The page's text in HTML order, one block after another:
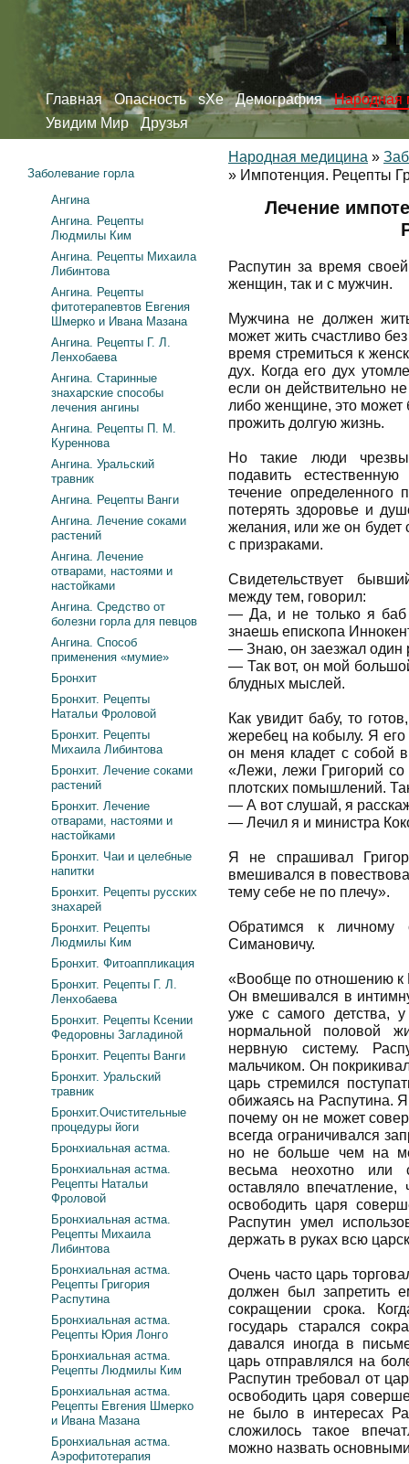
Главная Опасность sXe Демография
Народная
Увидим Мир
Друзья
Народная медицина »
» Импотенция. Рецепты
Лечение
Распутин за время
женщин, так и с мужчин.
Мужчина не должен
может жить счастливо
время стремиться к
дух. Когда его дух
если он действительно
либо женщине, это может
прожить долгую жизнь.
Но такие люди
подавить
течение определенного
потерять здоровье и
желания, или же он будет
с призраками.
Свидетельствует
между тем, говорил:
— Да, и не только я баб
знаешь епископа
— Знаю, он заезжал один
— Так вот, он мой
блудных мыслей.
Как увидит бабу, то
жеребец на кобылу. Я его
он меня кладет с собой
«Лежи, лежи Григорий
плотских помышлений.
— А вот слушай, я
— Лечил я и министра
Я не спрашивал
вмешивался в
тему себе не по плечу».
Обратимся к личному
Симановичу.
«Вообще по отношению к
Он вмешивался в
уже с самого детства,
нормальной половой
нервную систему.
мальчиком. Он
царь стремился
обижаясь на Распутина.
почему он не может
всегда ограничивался
но не больше чем на
весьма неохотно или
оставляло
освободить царя
Распутин умел
держать в руках всю
Очень часто царь
должен был запретить
сокращении срока.
государь старался
давался иногда в
царь отправлялся на
Распутин требовал от
освободить царя
не было в интересах
сложилось такое
можно назвать
Заболевание горла
Ангина
Ангина. Рецепты
Людмилы Ким
Ангина. Рецепты Михаила
Либинтова
Ангина. Рецепты
фитотерапевтов Евгения
Шмерко и Ивана Мазана
Ангина. Рецепты Г. Л.
Ленхобаева
Ангина. Старинные
знахарские способы
лечения ангины
Ангина. Рецепты П. М.
Куреннова
Ангина. Уральский
травник
Ангина. Рецепты Ванги
Ангина. Лечение соками
растений
Ангина. Лечение
отварами, настоями и
настойками
Ангина. Средство от
болезни горла для певцов
Ангина. Способ
применения «мумие»
Бронхит
Бронхит. Рецепты
Натальи Фроловой
Бронхит. Рецепты
Михаила Либинтова
Бронхит. Лечение соками
растений
Бронхит. Лечение
отварами, настоями и
настойками
Бронхит. Чаи и целебные
напитки
Бронхит. Рецепты русских
знахарей
Бронхит. Рецепты
Людмилы Ким
Бронхит. Фитоаппликация
Бронхит. Рецепты Г. Л.
Ленхобаева
Бронхит. Рецепты Ксении
Федоровны Загладиной
Бронхит. Рецепты Ванги
Бронхит. Уральский
травник
Бронхит.Очистительные
процедуры йоги
Бронхиальная астма.
Бронхиальная астма.
Рецепты Натальи
Фроловой
Бронхиальная астма.
Рецепты Михаила
Либинтова
Бронхиальная астма.
Рецепты Григория
Распутина
Бронхиальная астма.
Рецепты Юрия Лонго
Бронхиальная астма.
Рецепты Людмилы Ким
Бронхиальная астма.
Рецепты Евгения Шмерко
и Ивана Мазана
Бронхиальная астма.
Аэрофитотерапия